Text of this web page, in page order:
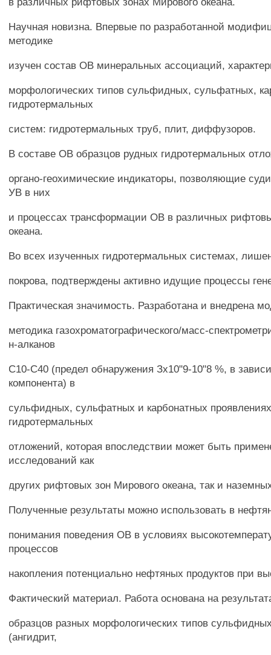
Научная новизна. Впервые по разработанной
методике
изучен состав ОВ минеральных ассоциаций,
морфологических типов сульфидных, сульфатных,
гидротермальных
систем: гидротермальных труб, плит, диффузоров.
В составе ОВ образцов рудных гидротермальных
органо-геохимические индикаторы, позволяющие
УВ в них
и процессах трансформации ОВ в различных
океана.
Во всех изученных гидротермальных системах,
покрова, подтверждены активно идущие процессы
Практическая значимость. Разработана и внедрена
методика газохроматографического/масс-
н-алканов
С10-С40 (предел обнаружения Зх10"9-10"8 %, в
компонента) в
сульфидных, сульфатных и карбонатных
гидротермальных
отложений, которая впоследствии может быть
исследований как
других рифтовых зон Мирового океана, так и
Полученные результаты можно использовать в
понимания поведения ОВ в условиях
процессов
накопления потенциально нефтяных продуктов при
Фактический материал. Работа основана на
образцов разных морфологических типов
(ангидрит,